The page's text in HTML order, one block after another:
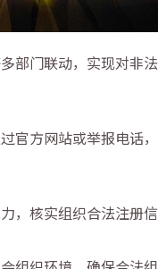
部门联动，实现对非
官方网站或举报电
，核实组织合法注册